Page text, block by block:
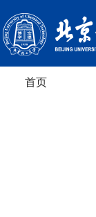
首页